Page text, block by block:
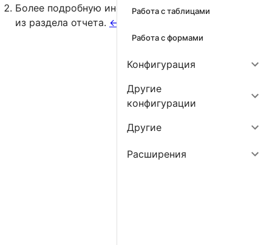
Работа с таблицами
Работа с формами
Конфигурация
Другие
конфигурации
Другие
Расширения
Более подробную информацию можно получить
из раздела отчета. ↩